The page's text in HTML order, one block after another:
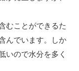
むことができるた
んでいます。しか
いので水分を多く